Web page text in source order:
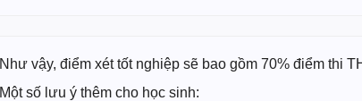
Như vậy, điểm xét tốt nghiệp sẽ bao gồm 70% điểm thi
Một số lưu ý thêm cho học sinh: